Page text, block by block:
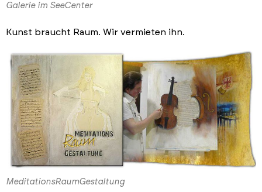
Galerie im SeeCenter
Kunst braucht Raum. Wir vermieten ihn.
MeditationsRaumGestaltung